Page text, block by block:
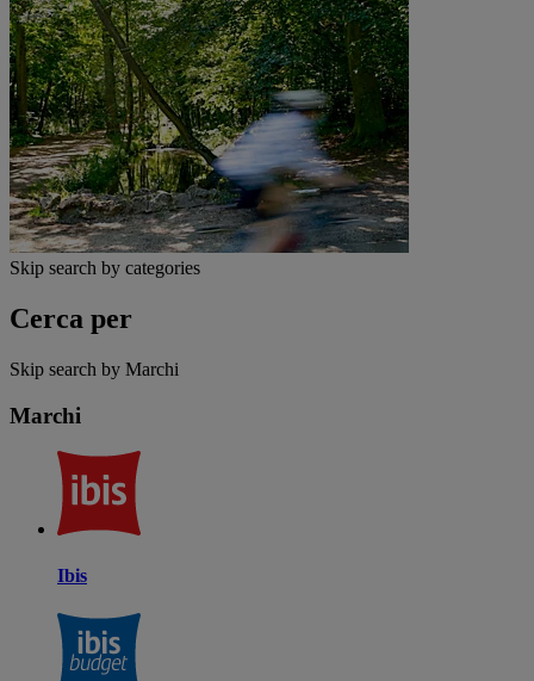
Skip search by categories
Cerca per
Skip search by Marchi
Marchi
Ibis